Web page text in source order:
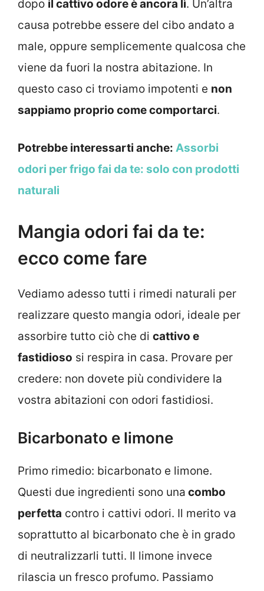
dopo il cattivo odore è ancora lì. Un’altra
causa potrebbe essere del cibo andato a
male, oppure semplicemente qualcosa che
viene da fuori la nostra abitazione. In
questo caso ci troviamo impotenti e non
sappiamo proprio come comportarci.
Potrebbe interessarti anche: Assorbi
odori per frigo fai da te: solo con prodotti
naturali
Mangia odori fai da te:
ecco come fare
Vediamo adesso tutti i rimedi naturali per
realizzare questo mangia odori, ideale per
assorbire tutto ciò che di cattivo e
fastidioso si respira in casa. Provare per
credere: non dovete più condividere la
vostra abitazioni con odori fastidiosi.
Bicarbonato e limone
Primo rimedio: bicarbonato e limone.
Questi due ingredienti sono una combo
perfetta contro i cattivi odori. Il merito va
soprattutto al bicarbonato che è in grado
di neutralizzarli tutti. Il limone invece
rilascia un fresco profumo. Passiamo